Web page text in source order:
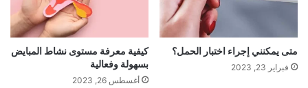
متى يمكنني إجراء اختبار الحمل؟
فبراير 23, 2023
كيفية معرفة مستوى نشاط المبايض
بسهولة وفعالية
أغسطس 26, 2023